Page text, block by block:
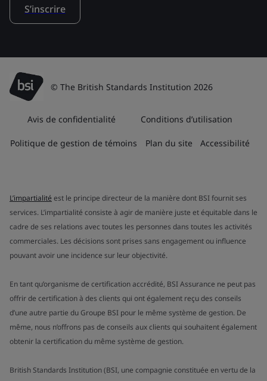
S’inscrire
© The British Standards Institution 2026
Avis de confidentialité Conditions d’utilisation
Politique de gestion de témoins Plan du site Accessibilité
L’impartialité est le principe directeur de la manière dont BSI fournit ses
services. L’impartialité consiste à agir de manière juste et équitable dans le
cadre de ses relations avec toutes les personnes dans toutes les activités
commerciales. Les décisions sont prises sans engagement ou influence
pouvant avoir une incidence sur leur objectivité.
En tant qu’organisme de certification accrédité, BSI Assurance ne peut pas
offrir de certification à des clients qui ont également reçu des conseils
d’une autre partie du Groupe BSI pour le même système de gestion. De
même, nous n’offrons pas de conseils aux clients qui souhaitent également
obtenir la certification du même système de gestion.
British Standards Institution (BSI, une compagnie constituée en vertu de la